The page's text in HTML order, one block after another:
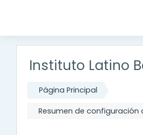
Instituto Latino
Página Principal
Resumen de configuración